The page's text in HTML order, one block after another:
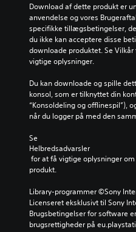
Download af dette produkt er
anvendelse og vores
specifikke tillægsbetingelser,
du ikke kan acceptere disse
downloade produktet. Se
vigtige oplysninger.
Du kan downloade og spille
konsol, som er tilknyttet din
“Konsoldeling og offlinespil”),
når du logger på med den
Se
Helbredsadvarsler
produkt.
Library-programmer ©Sony
Licenseret eksklusivt til Sony
Brugsbetingelser for software
brugsrettigheder på